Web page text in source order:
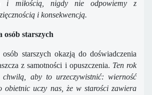
i miłością, nigdy nie odpowiemy z
i konsekwencją.
osób starszych
starszych okazją do doświadczenia
z samotności i opuszczenia. Ten rok
chwilą, aby to urzeczywistnić: wierność
obietnic uczy nas, że w starości zawiera